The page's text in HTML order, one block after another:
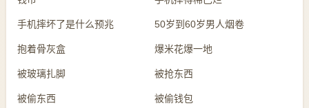
手机摔坏了是什么预兆 50岁到60岁男人烟卷
抱着骨灰盒 爆米花爆一地
被玻璃扎脚 被抢东西
被偷东西 被偷钱包